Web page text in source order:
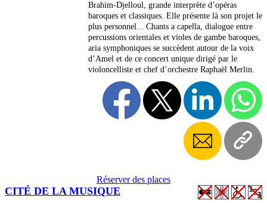
Brahim-Djelloul, grande interprète d’opéras
baroques et classiques. Elle présente là son projet le
plus personnel... Chants a capella, dialogue entre
percussions orientales et violes de gambe baroques,
aria symphoniques se succèdent autour de la voix
d’Amel et de ce concert unique dirigé par le
violoncelliste et chef d’orchestre Raphaël Merlin.
Réserver des places
CITÉ DE LA MUSIQUE